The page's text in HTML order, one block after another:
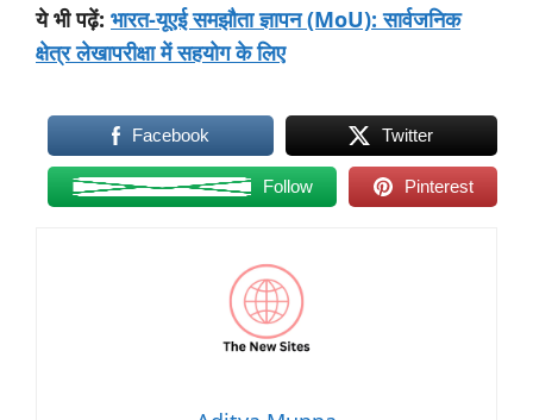
ये भी पढ़ें: भारत-यूएई समझौता ज्ञापन (MoU): सार्वजनिक
क्षेत्र लेखापरीक्षा में सहयोग के लिए
Facebook Twitter
Follow Pinterest